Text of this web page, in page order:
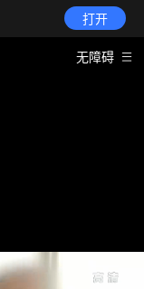
打开
无障碍